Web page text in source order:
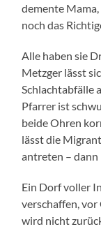
demente Mama,
noch das
Alle haben sie
Metzger lässt
Schlachtabfälle
Pfarrer ist
beide Ohren
lässt die
antreten – dann
Ein Dorf voller
verschaffen,
wird nicht